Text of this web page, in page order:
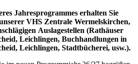
Jahresprogrammes erhalten Sie
VHS Zentrale Wermelskirchen,
Auslagestellen (Rathäuser
Leichlingen, Buchhandlungen in
Leichlingen, Stadtbücherei, usw.).